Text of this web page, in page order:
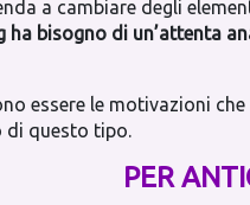
a cambiare degli
bisogno di un’attenta
essere le motivazioni
di questo tipo.
PER